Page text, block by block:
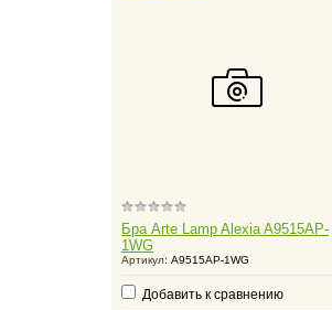
Бра Arte Lamp Alexia A9515AP-
1WG
Артикул: A9515AP-1WG
Добавить к сравнению